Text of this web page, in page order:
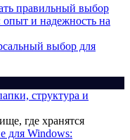
правильный выбор
опыт и надежность на
выбор для
структура и
где хранятся
для Windows: